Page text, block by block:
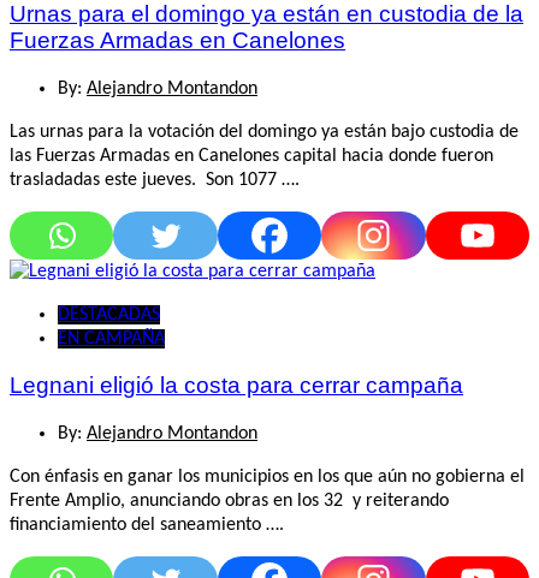
Urnas para el domingo ya están en custodia de la
Fuerzas Armadas en Canelones
By: Alejandro Montandon
Las urnas para la votación del domingo ya están bajo custodia de
las Fuerzas Armadas en Canelones capital hacia donde fueron
trasladadas este jueves. Son 1077 ….
DESTACADAS
EN CAMPAÑA
Legnani eligió la costa para cerrar campaña
By: Alejandro Montandon
Con énfasis en ganar los municipios en los que aún no gobierna el
Frente Amplio, anunciando obras en los 32 y reiterando
financiamiento del saneamiento ….